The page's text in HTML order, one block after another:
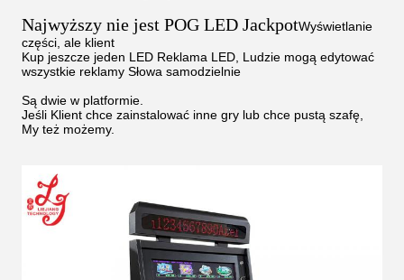
Najwyższy nie jest POG LED JackpotWyświetlanie
części, ale klient
Kup jeszcze jeden LED Reklama LED, Ludzie mogą edytować
wszystkie reklamy Słowa samodzielnie
Są dwie w platformie.
Jeśli Klient chce zainstalować inne gry lub chce pustą szafę,
My też możemy.